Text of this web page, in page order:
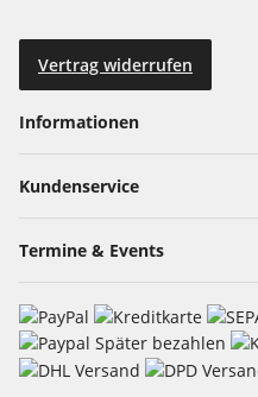
Vertrag widerrufen
Informationen
Kundenservice
Termine & Events